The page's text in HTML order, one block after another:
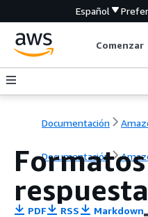
Español
Comenzar
Documentación
Documentación
PDF RSS Markdown